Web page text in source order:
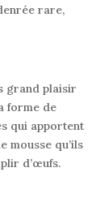
rare,
grand plaisir
forme de
qui apportent
mousse qu’ils
d’œufs.